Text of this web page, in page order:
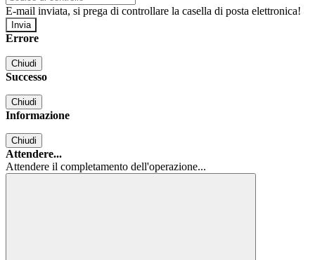
E-mail inviata, si prega di controllare la casella di posta elettronica!
Errore
Chiudi
Successo
Chiudi
Informazione
Chiudi
Attendere...
Attendere il completamento dell'operazione...